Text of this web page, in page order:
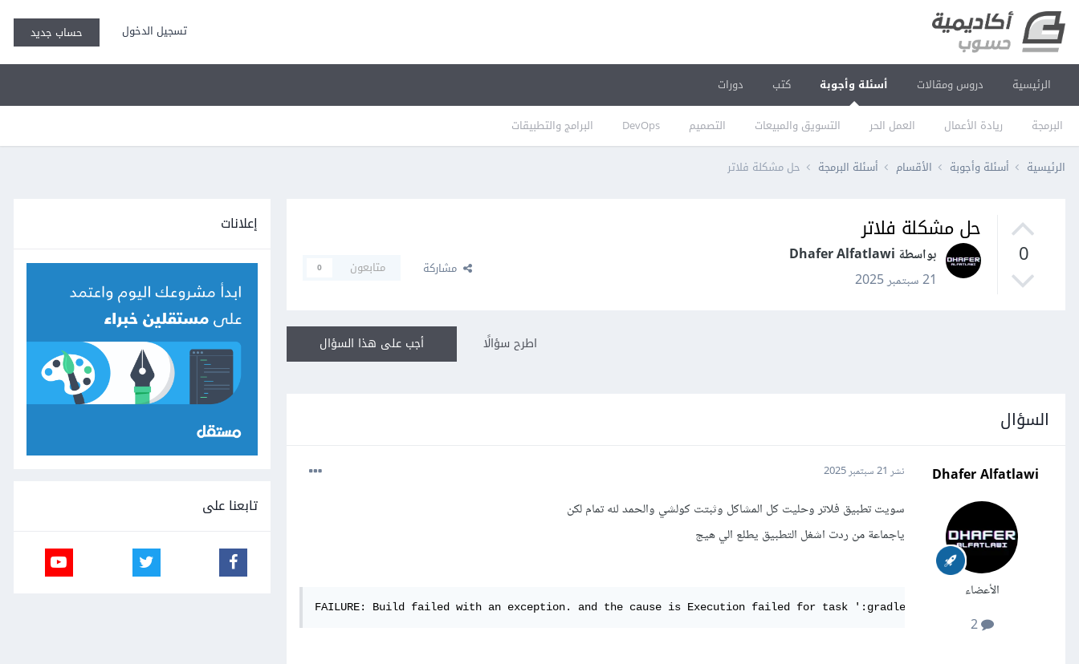
تسجيل الدخول حساب جديد
الرئيسية دروس ومقالات أسئلة وأجوبة
البرمجة ريادة الأعمال العمل الحر التسويق والمبيعات التصميم DevOps البرامج والتطبيقات
كتب دورات
الرئيسية أسئلة وأجوبة الأقسام أسئلة البرمجة حل مشكلة فلاتر
0
حل مشكلة فلاتر
بواسطة Dhafer Alfatlawi
21 سبتمبر 2025
مشاركة متابعون 0
أجب على هذا السؤال اطرح سؤالًا
السؤال
Dhafer Alfatlawi
الأعضاء
2
نشر 21 سبتمبر 2025
سويت تطبيق فلاتر وحليت كل المشاكل وثبتت كولشي والحمد لله تمام لكن
ياجماعة من ردت اشغل التطبيق يطلع الي هيج
FAILURE: Build failed with an exception. and the cause is Execution failed for task ':gradle:compileKotlin'.
إعلانات
تابعنا على